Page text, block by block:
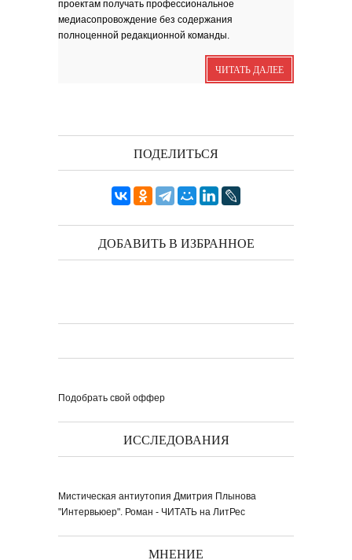
зола. Песня
Я видела бога
забившимся в угол...
Исповедь 4. ''ПАРФЮМЕР''
ОСЕННЕЕ СОЛО
исполняется 95 лет...
Журнал 'Клаузура' на полках Сети
книжных магазинов...
проектам получать профессиональное
медиасопровождение без содержания
полноценной редакционной команды.
ЧИТАТЬ ДАЛЕЕ
ПОДЕЛИТЬСЯ
ДОБАВИТЬ В ИЗБРАННОЕ
Подобрать свой оффер
ИССЛЕДОВАНИЯ
Мистическая антиутопия Дмитрия Плынова
"Интервьюер". Роман - ЧИТАТЬ на ЛитРес
МНЕНИЕ